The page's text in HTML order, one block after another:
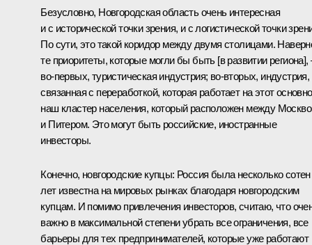
Безусловно, Новгородская область очень интересная
и с исторической точки зрения, и с логистической точки
По сути, это такой коридор между двумя столицами.
те приоритеты, которые могли бы быть [в развитии региона],
во-первых, туристическая индустрия; во-вторых, индустрия,
связанная с переработкой, которая работает на этот
наш кластер населения, который расположен между
и Питером. Это могут быть российские, иностранные
инвесторы.
Конечно, новгородские купцы: Россия была несколько сотен
лет известна на мировых рынках благодаря новгородским
купцам. И помимо привлечения инвесторов, считаю, что
важно в максимальной степени убрать все ограничения, все
барьеры для тех предпринимателей, которые уже работают